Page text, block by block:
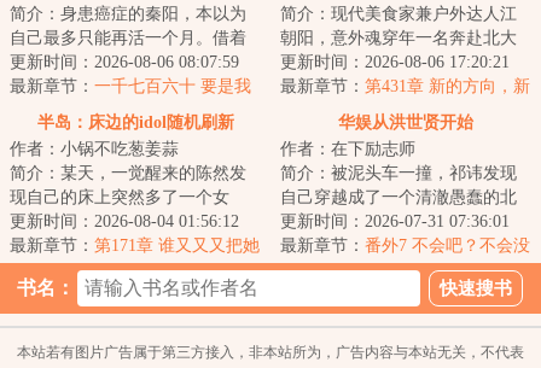
简介：身患癌症的秦阳，本以为
自己最多只能再活一个月。借着
绝症之躯，秦阳怒怼上司老板，
再甩物质女友，...
更新时间：2026-08-06 08:07:59
最新章节： 一千七百六十 要是我
两条都不选呢？
简介：现代美食家兼户外达人江
朝阳，意外魂穿年一名奔赴北大
荒的支边青年。面对黑土地的广
袤与馈赠，也面...
更新时间：2026-08-06 17:20:21
最新章节： 第431章 新的方向，新
半岛：床边的idol随机刷新
作者：小锅不吃葱姜蒜
简介：某天，一觉醒来的陈然发
现自己的床上突然多了一个女
人。而这个女人还来自未来的女
明星。一番沟通之...
更新时间：2026-08-04 01:56:12
最新章节： 第171章 谁又又又把她
截胡了？（还更6/13）
华娱从洪世贤开始
作者：在下励志师
简介：被泥头车一撞，祁讳发现
自己穿越成了一个清澈愚蠢的北
电毕业生，这让他打起了退堂
鼓。娱乐圈好难混...
更新时间：2026-07-31 07:36:01
最新章节： 番外7 不会吧？不会没
有富婆养吧？
书名：
本站若有图片广告属于第三方接入，非本站所为，广告内容与本站无关，不代表